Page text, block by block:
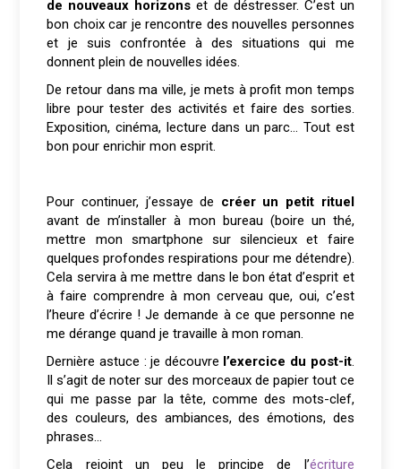
de nouveaux horizons et de déstresser. C’est un
bon choix car je rencontre des nouvelles personnes
et je suis confrontée à des situations qui me
donnent plein de nouvelles idées.
De retour dans ma ville, je mets à profit mon temps
libre pour tester des activités et faire des sorties.
Exposition, cinéma, lecture dans un parc… Tout est
bon pour enrichir mon esprit.
Pour continuer, j’essaye de créer un petit rituel
avant de m’installer à mon bureau (boire un thé,
mettre mon smartphone sur silencieux et faire
quelques profondes respirations pour me détendre).
Cela servira à me mettre dans le bon état d’esprit et
à faire comprendre à mon cerveau que, oui, c’est
l’heure d’écrire ! Je demande à ce que personne ne
me dérange quand je travaille à mon roman.
Dernière astuce : je découvre l’exercice du post-it.
Il s’agit de noter sur des morceaux de papier tout ce
qui me passe par la tête, comme des mots-clef,
des couleurs, des ambiances, des émotions, des
phrases…
Cela rejoint un peu le principe de l’écriture